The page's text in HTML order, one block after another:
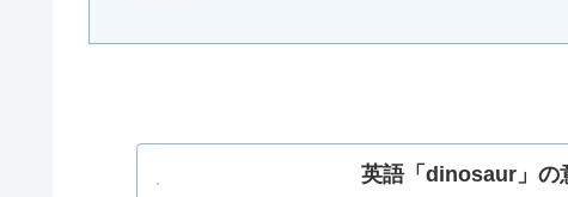
英語「dinosaur」の